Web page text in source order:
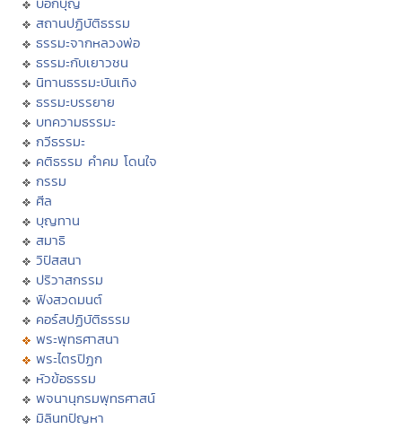
สถานปฏิบัติธรรม
ธรรมะจากหลวงพ่อ
ธรรมะกับเยาวชน
นิทานธรรมะบันเทิง
ธรรมะบรรยาย
บทความธรรมะ
กวีธรรมะ
คติธรรม คำคม โดนใจ
กรรม
ศีล
บุญทาน
สมาธิ
วิปัสสนา
ปริวาสกรรม
ฟังสวดมนต์
คอร์สปฏิบัติธรรม
พระพุทธศาสนา
พระไตรปิฏก
หัวข้อธรรม
พจนานุกรมพุทธศาสน์
มิลินทปัญหา